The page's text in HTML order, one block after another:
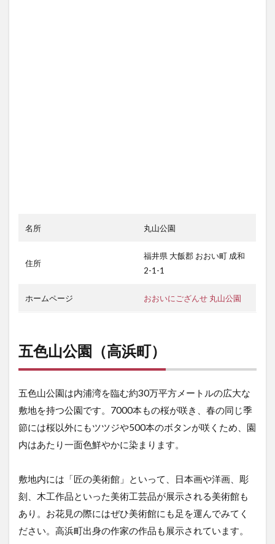
名所 丸山公園
住所
福井県 大飯郡 おおい町 成和
2-1-1
ホームページ おおいにござんせ 丸山公園
五色山公園（高浜町）
五色山公園は内浦湾を臨む約30万平方メートルの広大な
敷地を持つ公園です。7000本もの桜が咲き、春の同じ季
節には桜以外にもツツジや500本のボタンが咲くため、園
内はあたり一面色鮮やかに染まります。
敷地内には「匠の美術館」といって、日本画や洋画、彫
刻、木工作品といった美術工芸品が展示される美術館も
あり。お花見の際にはぜひ美術館にも足を運んでみてく
ださい。高浜町出身の作家の作品も展示されています。